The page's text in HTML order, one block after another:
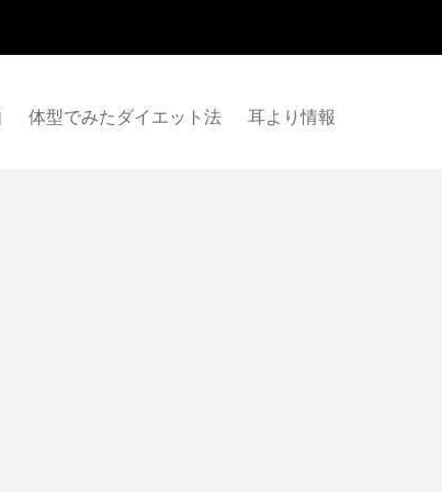
体型でみたダイエット法 耳より情報